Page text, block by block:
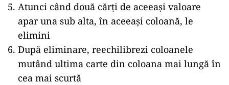
Atunci când două cărți de aceeași valoare
apar una sub alta, în aceeași coloană, le
elimini
După eliminare, reechilibrezi coloanele
mutând ultima carte din coloana mai lungă în
cea mai scurtă